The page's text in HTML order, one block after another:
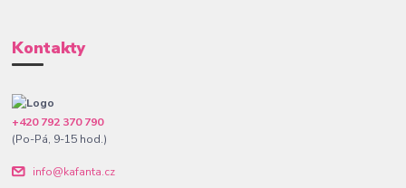
Kontakty
+420 792 370 790
(Po-Pá, 9-15 hod.)
info@kafanta.cz